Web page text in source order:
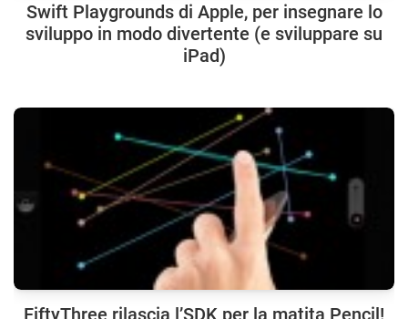
Swift Playgrounds di Apple, per insegnare lo
sviluppo in modo divertente (e sviluppare su
iPad)